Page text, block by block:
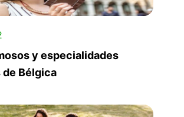
y especialidades
Bélgica